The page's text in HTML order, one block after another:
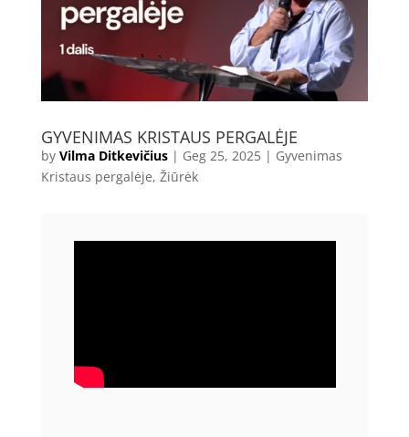
GYVENIMAS KRISTAUS PERGALĖJE
by Vilma Ditkevičius| Geg 25, 2025| Gyvenimas
Kristaus pergalėje, Žiūrėk